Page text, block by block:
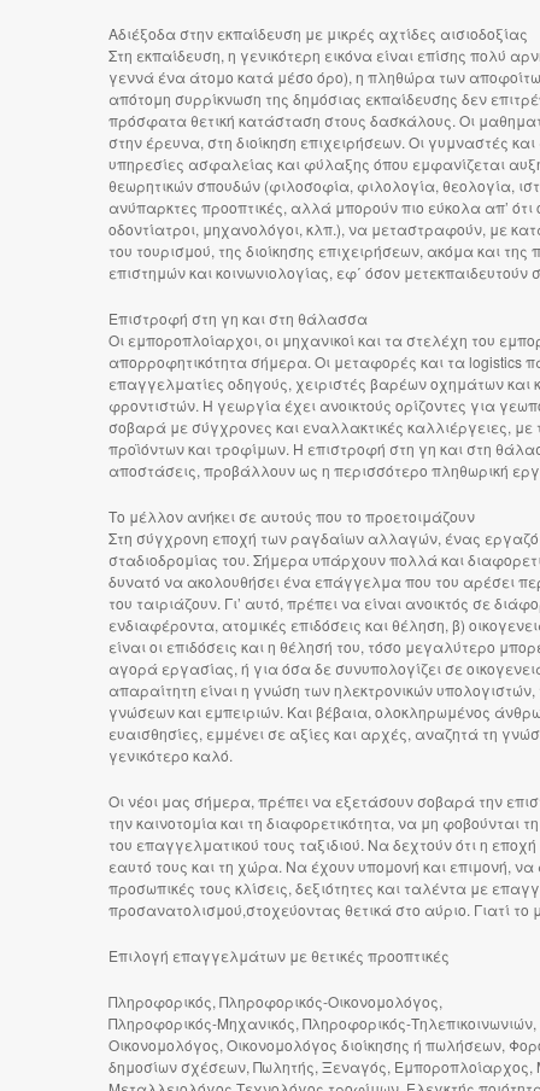
Αδιέξοδα στην εκπαίδευση με μικρές αχτίδες αισιοδοξίας
Στη εκπαίδευση, η γενικότερη εικόνα είναι επίσης πολύ
γεννά ένα άτομο κατά μέσο όρο), η πληθώρα των
απότομη συρρίκνωση της δημόσιας εκπαίδευσης δεν
πρόσφατα θετική κατάσταση στους δασκάλους. Οι
στην έρευνα, στη διοίκηση επιχειρήσεων. Οι γυμναστές
υπηρεσίες ασφαλείας και φύλαξης όπου εμφανίζεται
θεωρητικών σπουδών (φιλοσοφία, φιλολογία, θεολογία,
ανύπαρκτες προοπτικές, αλλά μπορούν πιο εύκολα απ’ ότι
οδοντίατροι, μηχανολόγοι, κλπ.), να μεταστραφούν, με
του τουρισμού, της διοίκησης επιχειρήσεων, ακόμα και
επιστημών και κοινωνιολογίας, εφ΄ όσον μετεκπαιδευτούν
Επιστροφή στη γη και στη θάλασσα
Οι εμποροπλοίαρχοι, οι μηχανικοί και τα στελέχη του
απορροφητικότητα σήμερα. Οι μεταφορές και τα logistics
επαγγελματίες οδηγούς, χειριστές βαρέων οχημάτων και
φροντιστών. Η γεωργία έχει ανοικτούς ορίζοντες για
σοβαρά με σύγχρονες και εναλλακτικές καλλιέργειες,
προϊόντων και τροφίμων. Η επιστροφή στη γη και στη
αποστάσεις, προβάλλουν ως η περισσότερο πληθωρική
Το μέλλον ανήκει σε αυτούς που το προετοιμάζουν
Στη σύγχρονη εποχή των ραγδαίων αλλαγών, ένας
σταδιοδρομίας του. Σήμερα υπάρχουν πολλά και
δυνατό να ακολουθήσει ένα επάγγελμα που του αρέσει
του ταιριάζουν. Γι’ αυτό, πρέπει να είναι ανοικτός σε
ενδιαφέροντα, ατομικές επιδόσεις και θέληση, β)
είναι οι επιδόσεις και η θέλησή του, τόσο μεγαλύτερο
αγορά εργασίας, ή για όσα δε συνυπολογίζει σε
απαραίτητη είναι η γνώση των ηλεκτρονικών
γνώσεων και εμπειριών. Και βέβαια, ολοκληρωμένος
ευαισθησίες, εμμένει σε αξίες και αρχές, αναζητά τη
γενικότερο καλό.
Οι νέοι μας σήμερα, πρέπει να εξετάσουν σοβαρά την
την καινοτομία και τη διαφορετικότητα, να μη
του επαγγελματικού τους ταξιδιού. Να δεχτούν ότι η
εαυτό τους και τη χώρα. Να έχουν υπομονή και επιμονή,
προσωπικές τους κλίσεις, δεξιότητες και ταλέντα με
προσανατολισμού,στοχεύοντας θετικά στο αύριο. Γιατί
Επιλογή επαγγελμάτων με θετικές προοπτικές
Πληροφορικός, Πληροφορικός-Οικονομολόγος,
Πληροφορικός-Μηχανικός, Πληροφορικός-
Οικονομολόγος, Οικονομολόγος διοίκησης ή πωλήσεων,
δημοσίων σχέσεων, Πωλητής, Ξεναγός,